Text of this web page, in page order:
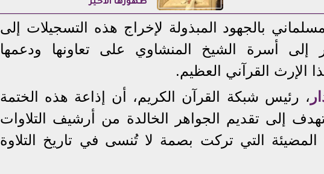
ظهورها الأخير
بالجهود المبذولة لإخراج هذه التسجيلات إلى
إلى أسرة الشيخ المنشاوي على تعاونها ودعمها
الإرث القرآني العظيم.
، رئيس شبكة القرآن الكريم، أن إذاعة هذه الختمة
إلى تقديم الجواهر الخالدة من أرشيف التلاوات
المضيئة التي تركت بصمة لا تُنسى في تاريخ التلاوة